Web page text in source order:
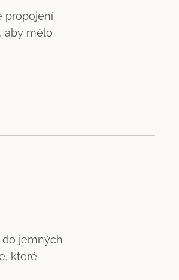
propojení
aby mělo
jemných
které